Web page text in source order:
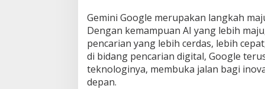
Gemini Google merupakan langkah
Dengan kemampuan AI yang lebih
pencarian yang lebih cerdas, lebih
di bidang pencarian digital, Google
teknologinya, membuka jalan bagi
depan.